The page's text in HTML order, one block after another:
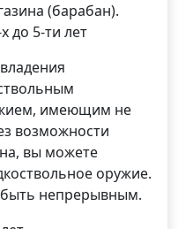
(барабан).
до 5-ти лет
имеющим не
возможности
вы можете
оружие.
непрерывным.